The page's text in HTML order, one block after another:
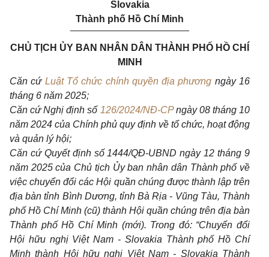
Slovakia
Thành phố Hồ Chí Minh
______________________
CHỦ TỊCH ỦY BAN NHÂN DÂN THÀNH PHỐ HỒ CHÍ
MINH
Căn cứ Luật Tổ chức chính quyền địa phương ngày 16
tháng 6 năm 2025;
Căn cứ Nghị định số 126/2024/NĐ-CPngày 08 tháng 10
năm 2024 của Chính phủ quy định về tổ chức, hoạt động
và quản lý hội;
Căn cứ Quyết định số 1444/QĐ-UBND ngày 12 tháng 9
năm 2025 của Chủ tịch Ủy ban nhân dân Thành phố về
việc chuyển đổi các Hội quần chúng được thành lập trên
địa bàn tỉnh Bình Dương, tỉnh Bà Rịa - Vũng Tàu, Thành
phố Hồ Chí Minh (cũ) thành Hội quần chúng trên địa bàn
Thành phố Hồ Chí Minh (mới). Trong đó: “Chuyển đổi
Hội hữu nghị Việt Nam - Slovakia Thành phố Hồ Chí
Minh thành Hội hữu nghị Việt Nam - Slovakia Thành